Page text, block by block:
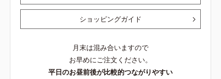
ショッピングガイド
月末は混み合いますので
お早めにご注文ください。
平日のお昼前後が比較的つながりやすい